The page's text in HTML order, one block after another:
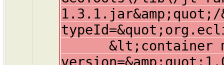
1.3.1.jar&amp;quot;/
&lt;container